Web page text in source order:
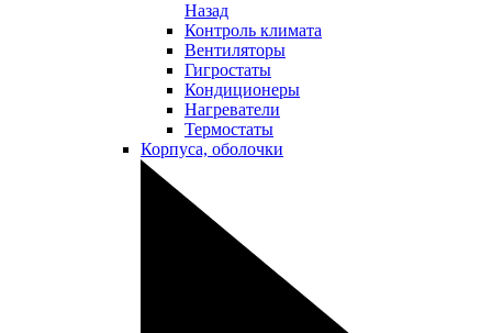
Назад
Контроль климата
Вентиляторы
Гигростаты
Кондиционеры
Нагреватели
Термостаты
Корпуса, оболочки